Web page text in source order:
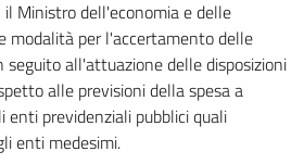
Ministro dell'economia e delle
modalità per l'accertamento delle
all'attuazione delle disposizioni
alle previsioni della spesa a
previdenziali pubblici quali
enti medesimi.